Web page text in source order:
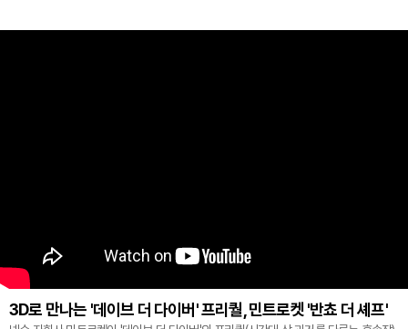
3D로 만나는 '데이브 더 다이버' 프리퀄, 민트로켓 '반쵸 더 셰프'